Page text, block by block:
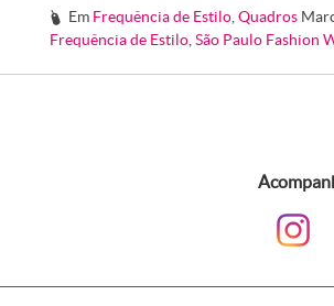
# Em Frequência de Estilo ,Quadros
Frequência de Estilo São Paulo Fashion